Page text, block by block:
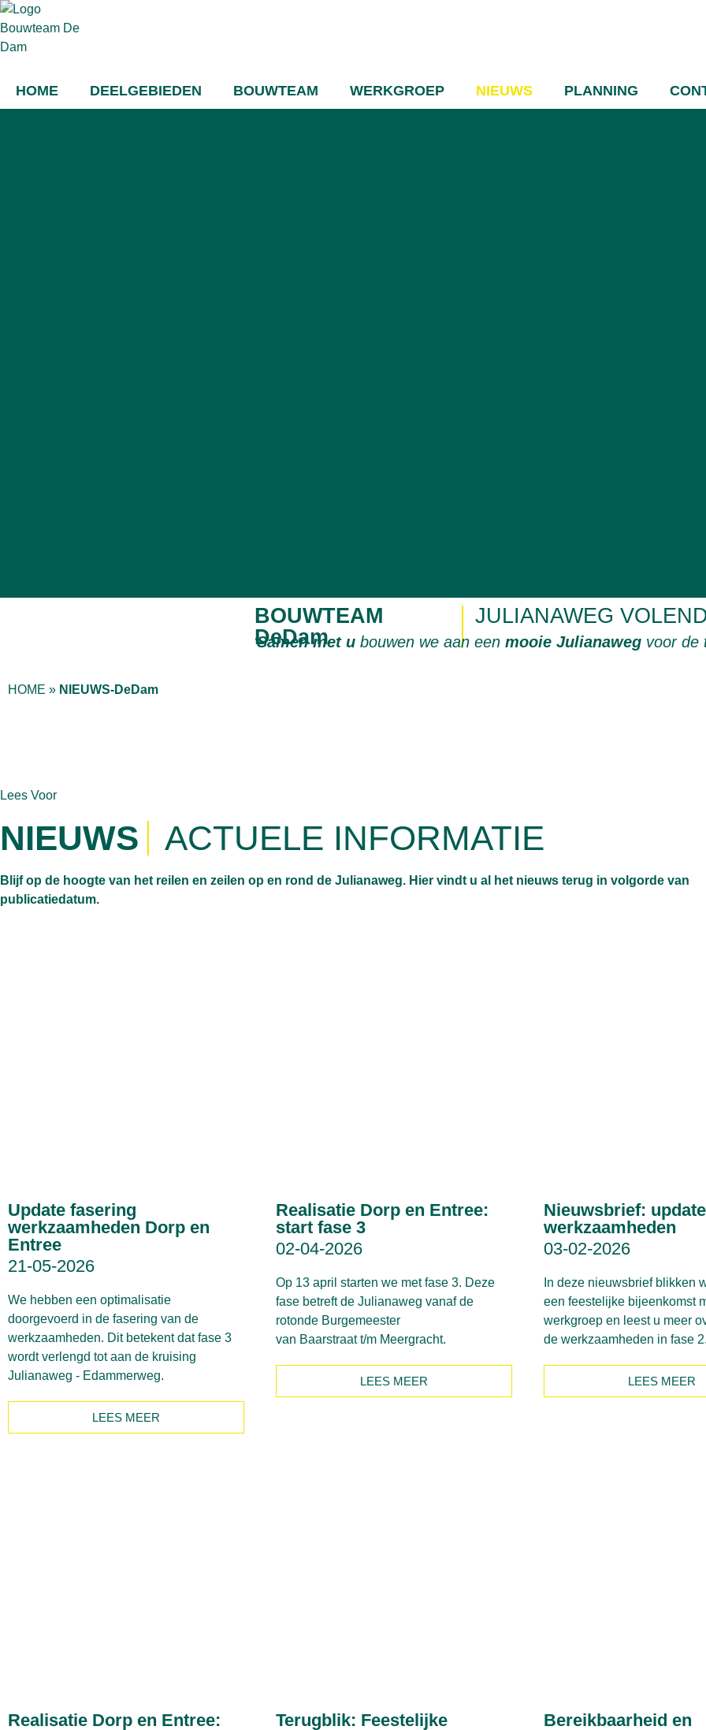
HOME DEELGEBIEDEN BOUWTEAM WERKGROEP NIEUWS PLANNING
BOUWTEAM
DeDam
JULIANAWEG
‘Samen met ubouwen we aan een mooie Julianawegvoor de
HOME » NIEUWS-DeDam
Lees Voor
NIEUWS ACTUELE INFORMATIE
Blijf op de hoogte van het reilen en zeilen op en rond de Julianaweg. Hier vindt u al het nieuws terug in volgorde van
publicatiedatum.
Update fasering
werkzaamheden Dorp en
Entree
21-05-2026
We hebben een optimalisatie
doorgevoerd in de fasering van de
werkzaamheden. Dit betekent dat fase 3
wordt verlengd tot aan de kruising
Julianaweg - Edammerweg.
LEES MEER
Realisatie Dorp en Entree:
start fase 3
02-04-2026
Op 13 april starten we met fase 3. Deze
fase betreft de Julianaweg vanaf de
rotonde Burgemeester
van Baarstraat t/m Meergracht.
LEES MEER
Nieuwsbrief: update
werkzaamheden
03-02-2026
In deze nieuwsbrief blikken
een feestelijke bijeenkomst
werkgroep en leest u meer
de werkzaamheden in fase
LEES MEER
Realisatie Dorp en Entree:
Terugblik: Feestelijke
Bereikbaarheid en